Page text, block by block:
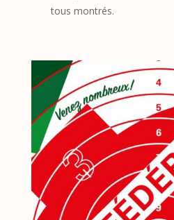
tous montrés.